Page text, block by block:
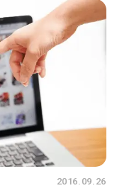
2016.09.26